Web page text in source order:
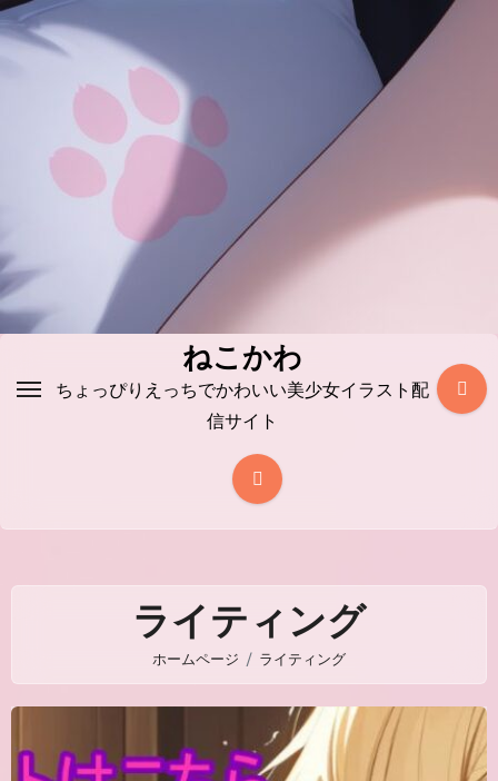
コ
ン
ッ
プ
ねこかわ
ちょっぴりえっちでかわいい美少女イラスト配
信サイト
ライティング
ホームページ ライティング